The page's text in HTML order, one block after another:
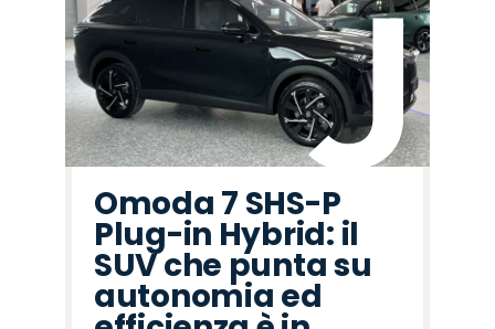
Omoda 7 SHS-P
Plug-in Hybrid: il
SUV che punta su
autonomia ed